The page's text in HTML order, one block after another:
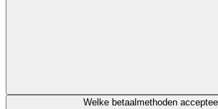
Welke betaalmethoden